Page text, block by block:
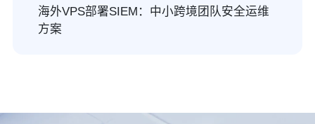
海外VPS部署SIEM：中小跨境团队安全运维
方案